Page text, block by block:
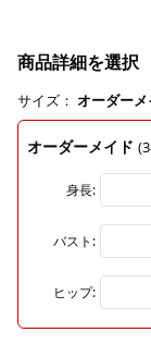
商品詳細を選択
サイズ： オーダーメ
オーダーメイド
身長:
バスト:
ヒップ: